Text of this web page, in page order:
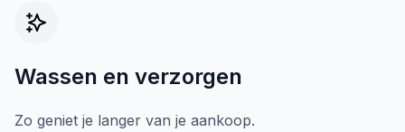
Wassen en verzorgen
Zo geniet je langer van je aankoop.